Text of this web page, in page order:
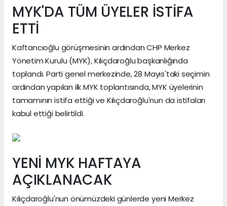
MYK'DA TÜM ÜYELER İSTİFA
ETTİ
Kaftancıoğlu görüşmesinin ardından CHP Merkez
Yönetim Kurulu (MYK), Kılıçdaroğlu başkanlığında
toplandı. Parti genel merkezinde, 28 Mayıs'taki seçimin
ardından yapılan ilk MYK toplantısında, MYK üyelerinin
tamamının istifa ettiği ve Kılıçdaroğlu'nun da istifaları
kabul ettiği belirtildi.
YENİ MYK HAFTAYA
AÇIKLANACAK
Kılıçdaroğlu'nun önümüzdeki günlerde yeni Merkez